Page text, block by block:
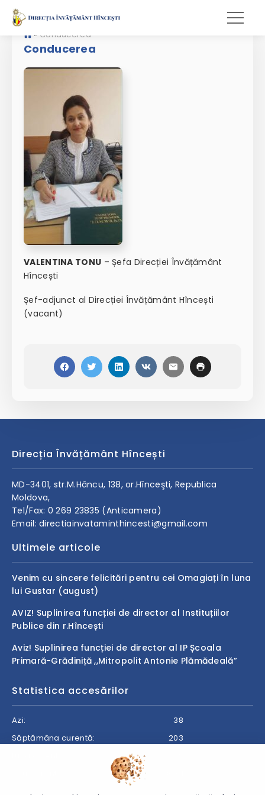
» Conducerea
Conducerea
VALENTINA TONU – Șefa Direcției Învățământ
Hîncești
Șef-adjunct al Direcției Învățământ Hîncești
(vacant)
Direcția Învățământ Hîncești
MD-3401, str.M.Hâncu, 138, or.Hînceşti, Republica
Moldova,
Tel/Fax: 0 269 23835 (Anticamera)
Email: directiainvataminthincesti@gmail.com
Ultimele articole
Venim cu sincere felicitări pentru cei Omagiați în luna
lui Gustar (august)
AVIZ! Suplinirea funcției de director al Instituțiilor
Publice din r.Hîncești
Aviz! Suplinirea funcției de director al IP Școala
Primară-Grădiniță ,,Mitropolit Antonie Plămădeală”
Statistica accesărilor
Azi:
38
Săptămâna curentă:
203